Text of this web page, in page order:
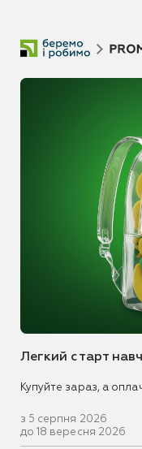
Легкий старт
Купуйте зараз, а
з 5 серпня 2026
до 18 вересня 2026